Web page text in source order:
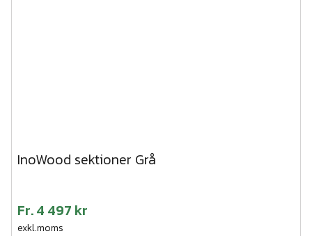
InoWood sektioner Grå
Fr.4 497 kr
exkl.moms